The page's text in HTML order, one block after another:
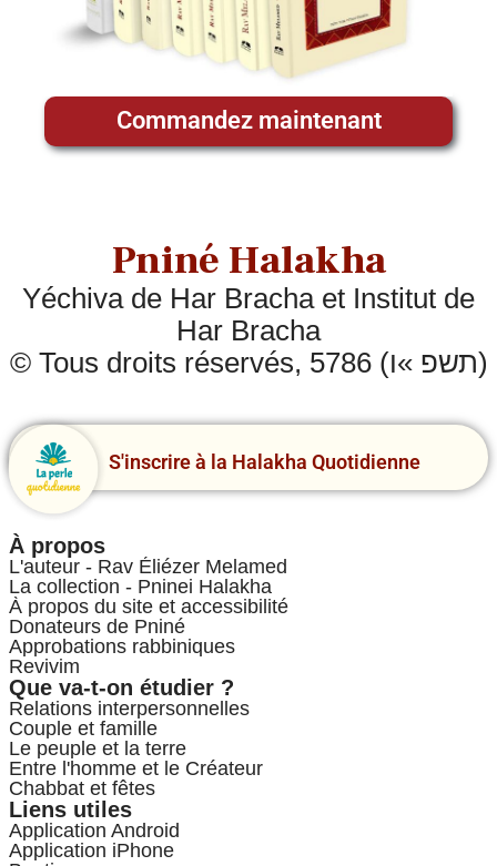
Commandez maintenant
Pniné Halakha
Yéchiva de Har Bracha et Institut de
Har Bracha
© Tous droits réservés, 5786 (תשפ »ו)
S'inscrire à la Halakha Quotidienne
À propos
L'auteur - Rav Éliézer Melamed
La collection - Pninei Halakha
À propos du site et accessibilité
Donateurs de Pniné
Approbations rabbiniques
Revivim
Que va-t-on étudier ?
Relations interpersonnelles
Couple et famille
Le peuple et la terre
Entre l'homme et le Créateur
Chabbat et fêtes
Liens utiles
Application Android
Application iPhone